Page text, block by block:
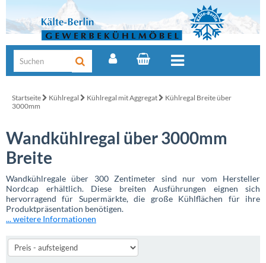
Startseite Kühlregal Kühlregal mit Aggregat
Kühlregal Breite über
3000mm
Wandkühlregal über 3000mm
Breite
Wandkühlregale über 300 Zentimeter sind nur vom Hersteller
Nordcap erhältlich. Diese breiten Ausführungen eignen sich
hervorragend für Supermärkte, die große Kühlflächen für ihre
Produktpräsentation benötigen.
... weitere Informationen